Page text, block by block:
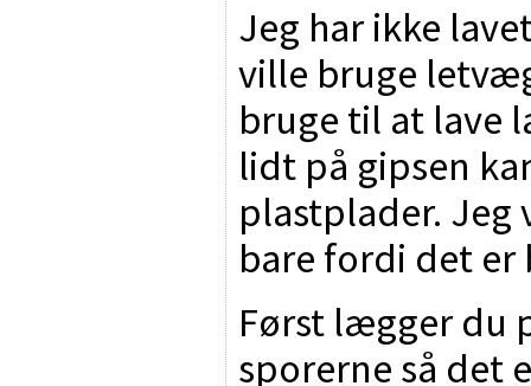
Jeg har ikke
ville bruge
bruge til at lave
lidt på gipsen
plastplader.
bare fordi det
Først lægger du
sporerne så det